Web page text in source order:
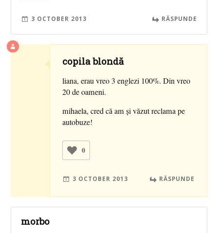
3 OCTOBER 2013 RĂSPUNDE
copila blondă
liana, erau vreo 3 englezi 100%. Din vreo
20 de oameni.
mihaela, cred că am şi văzut reclama pe
autobuze!
0
3 OCTOBER 2013 RĂSPUNDE
morbo